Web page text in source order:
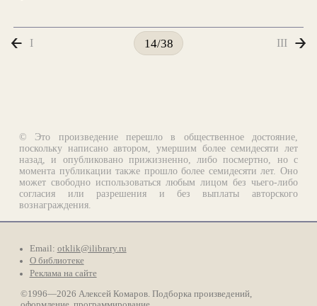
I 14/38 III
© Это произведение перешло в общественное достояние,
поскольку написано автором, умершим более семидесяти лет
назад, и опубликовано прижизненно, либо посмертно, но с
момента публикации также прошло более семидесяти лет. Оно
может свободно использоваться любым лицом без чьего-либо
согласия или разрешения и без выплаты авторского
вознаграждения.
Email: otklik@ilibrary.ru
О библиотеке
Реклама на сайте
©1996—2026 Алексей Комаров. Подборка произведений,